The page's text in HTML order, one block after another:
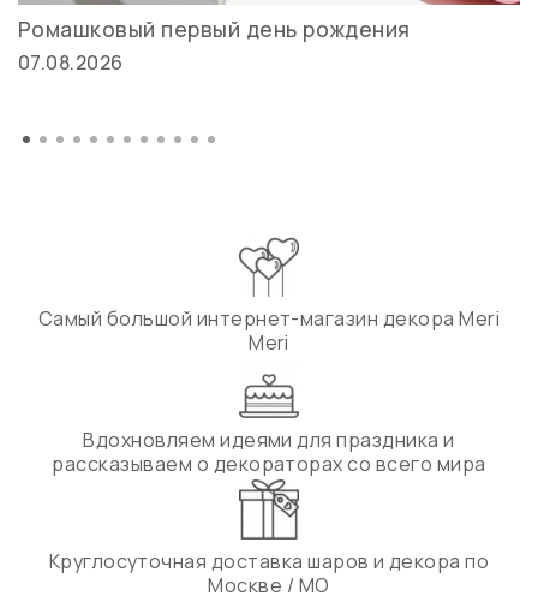
Ромашковый первый день рождения
07.08.2026
Самый большой интернет-магазин декора Meri
Meri
Вдохновляем идеями для праздника и
рассказываем о декораторах со всего мира
Круглосуточная доставка шаров и декора по
Москве / МО